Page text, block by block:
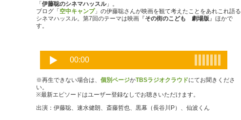
「 伊藤聡のシネマハッスル」。
ブログ「 空中キャンプ」の伊藤聡さんが映画を観て考えたことをあれこれ語る
シネマハッスル。第7回のテーマは映画『その街のこども 劇場版』ほかで
す。
※再生できない場合は、 個別ページかTBSラジオクラウドにてお聞きくださ
い。
※最新エピソードはユーザー登録なしでお聴きいただけます。
出演：伊藤聡、速水健朗、斎藤哲也、黒幕（長谷川P）、仙波くん